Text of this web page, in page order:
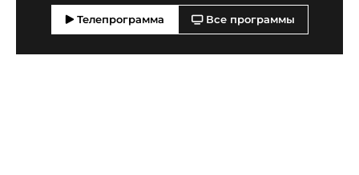
Телепрограмма Все программы